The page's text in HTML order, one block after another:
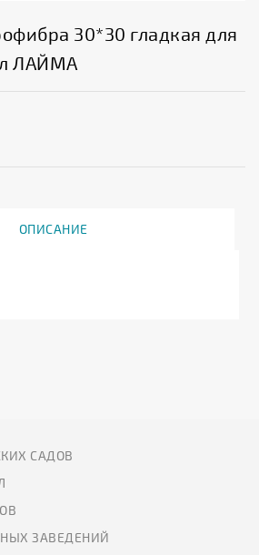
30*30 гладкая для
ЛАЙМА
ОПИСАНИЕ
САДОВ
ЗАВЕДЕНИЙ